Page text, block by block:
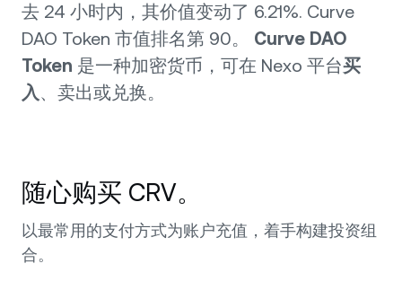
去 24 小时内，其价值变动了 6.21%. Curve
DAO Token 市值排名第 90。 Curve DAO
Token 是一种加密货币，可在 Nexo 平台买
入、卖出或兑换。
随心购买 CRV。
以最常用的支付方式为账户充值，着手构建投资组
合。